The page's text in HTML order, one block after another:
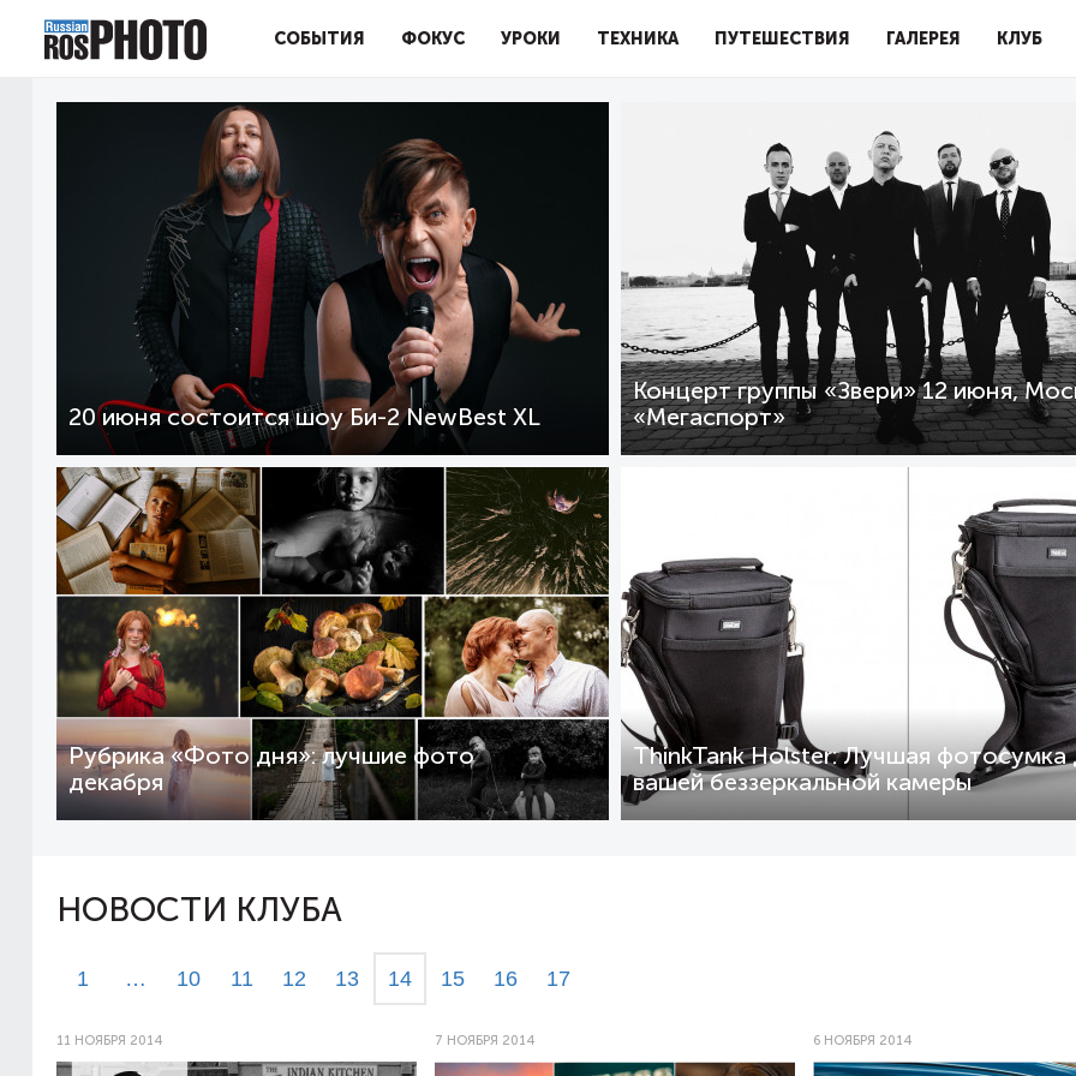
СОБЫТИЯ ФОКУС УРОКИ ТЕХНИКА ПУТЕШЕСТВИЯ ГАЛЕРЕЯ КЛУБ
20 июня состоится шоу Би-2 NewBest XL
Концерт группы «Звери» 12 июня,
«Мегаспорт»
Рубрика «Фото дня»: лучшие фото
декабря
ThinkTank Holster: Лучшая фотосумка
вашей беззеркальной камеры
НОВОСТИ КЛУБА
1 … 10 11 12 13 14 15 16 17
11 НОЯБРЯ 2014 7 НОЯБРЯ 2014 6 НОЯБРЯ 2014